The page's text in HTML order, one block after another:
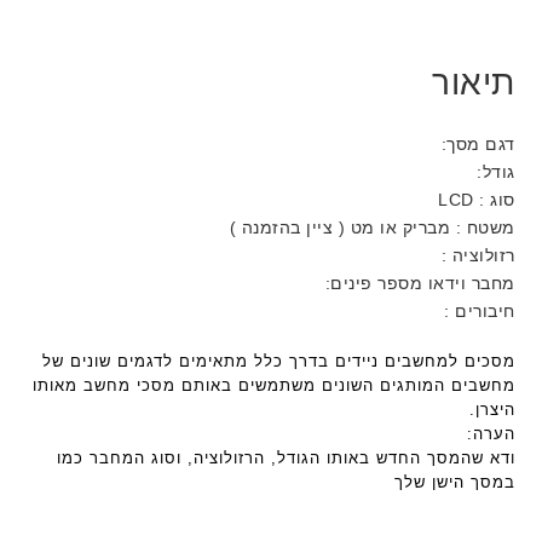
תיאור
דגם מסך:
גודל:
סוג : LCD
משטח : מבריק או מט ( ציין בהזמנה )
רזולוציה :
מחבר וידאו מספר פינים:
חיבורים :
מסכים למחשבים ניידים בדרך כלל מתאימים לדגמים שונים של
מחשבים המותגים השונים משתמשים באותם מסכי מחשב מאותו
היצרן.
הערה:
ודא שהמסך החדש באותו הגודל, הרזולוציה, וסוג המחבר כמו
במסך הישן שלך